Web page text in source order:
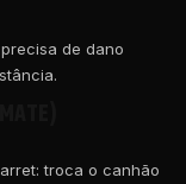
de dano
troca o canhão